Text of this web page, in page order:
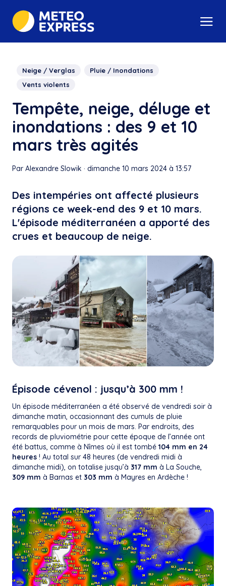
Neige / Verglas
Pluie / Inondations
Vents violents
Tempête, neige, déluge et
inondations : des 9 et 10
mars très agités
Par Alexandre Slowik · dimanche 10 mars 2024 à 13:57
Des intempéries ont affecté plusieurs
régions ce week-end des 9 et 10 mars.
L'épisode méditerranéen a apporté des
crues et beaucoup de neige.
Épisode cévenol : jusqu’à 300 mm !
Un épisode méditerranéen a été observé de vendredi soir à
dimanche matin, occasionnant des cumuls de pluie
remarquables pour un mois de mars. Par endroits, des
records de pluviométrie pour cette époque de l’année ont
été battus, comme à Nîmes où il est tombé 104 mm en 24
heures ! Au total sur 48 heures (de vendredi midi à
dimanche midi), on totalise jusqu’à 317 mm à La Souche,
309 mm à Barnas et 303 mm à Mayres en Ardèche !